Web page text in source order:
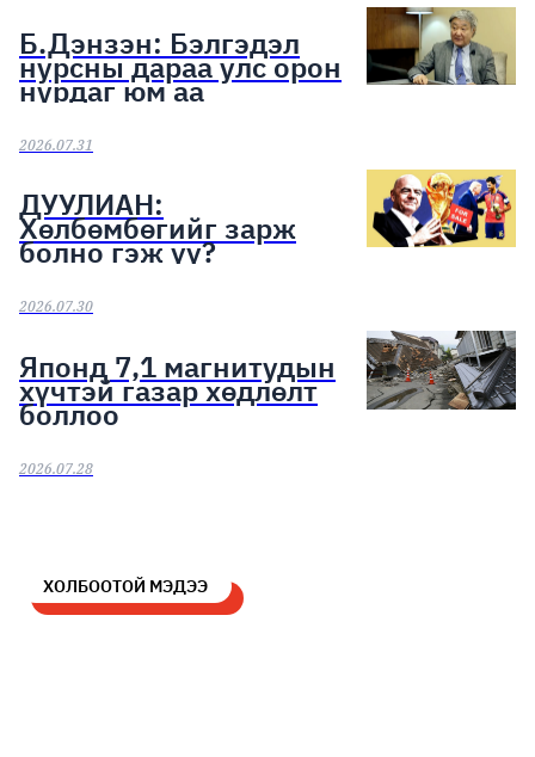
Б.Дэнзэн: Бэлгэдэл
нурсны дараа улс орон
нурдаг юм аа
2026.07.31
ДУУЛИАН:
Хөлбөмбөгийг зарж
болно гэж үү?
2026.07.30
Японд 7,1 магнитудын
хүчтэй газар хөдлөлт
боллоо
2026.07.28
ХОЛБООТОЙ МЭДЭЭ